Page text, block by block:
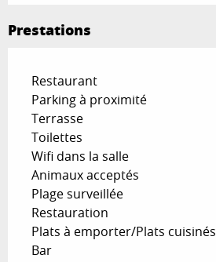
Prestations
Restaurant
Parking à proximité
Terrasse
Toilettes
Wifi dans la salle
Animaux acceptés
Plage surveillée
Restauration
Plats à emporter/Plats cuisinés
Bar